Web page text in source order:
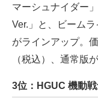
マーシュナイダー
Ver.」と、ビーム
がラインアップ。
（税込）、通常版
3位：HGUC 機動戦